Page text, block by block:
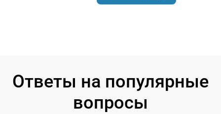
Ответы на популярные
вопросы